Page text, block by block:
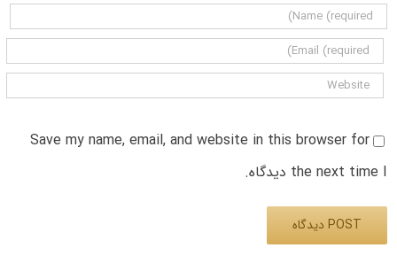
Save my name, email, and website in this browser for
the next time I دیدگاه.